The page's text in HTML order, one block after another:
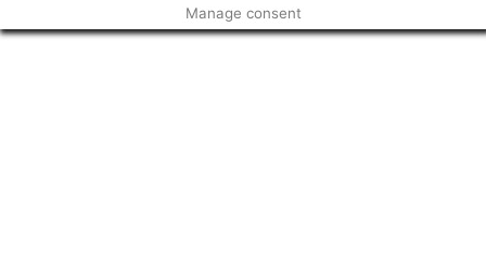
Manage consent